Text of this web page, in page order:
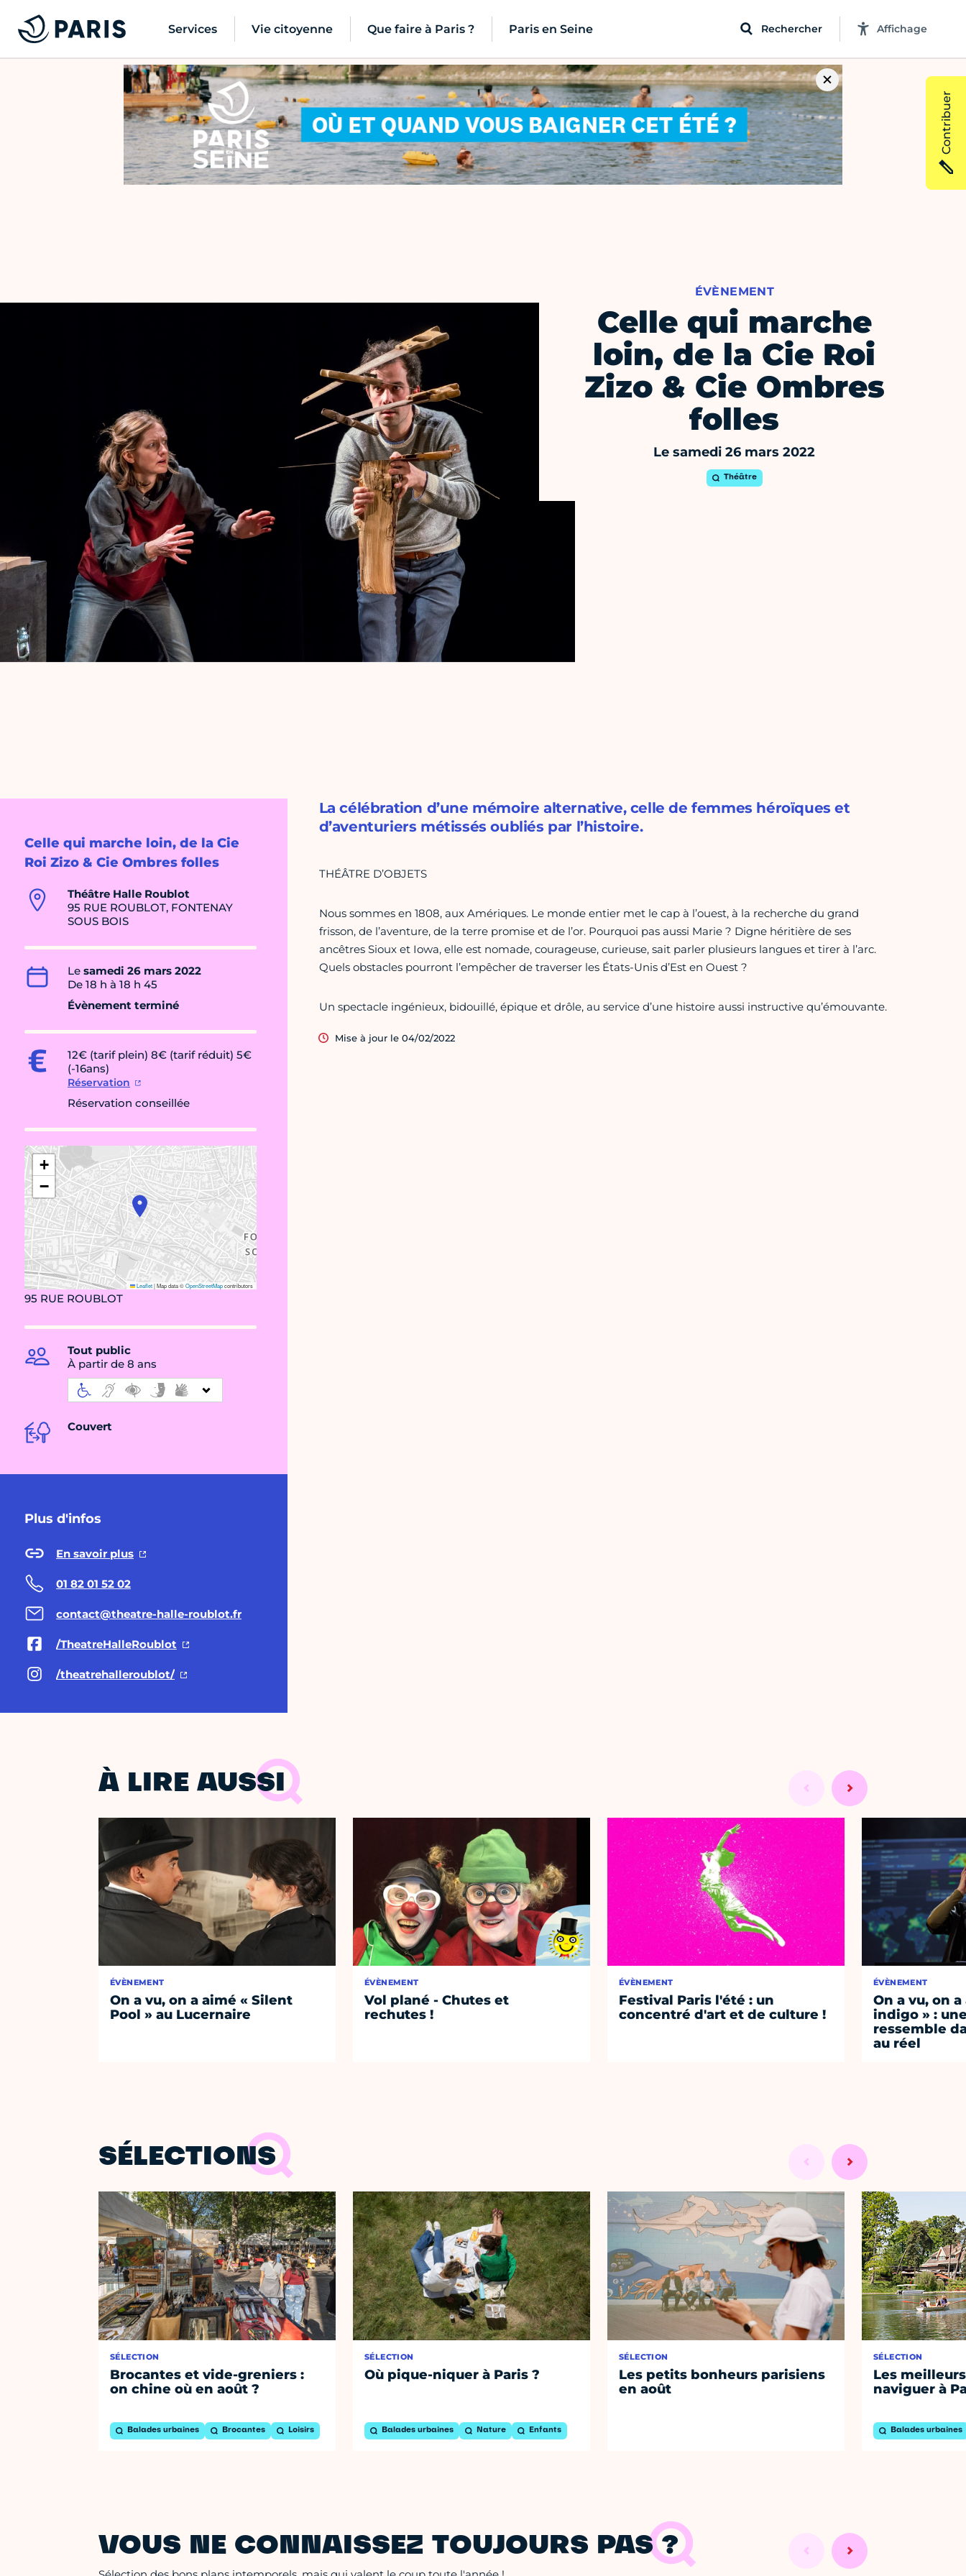
Services Vie citoyenne Que faire à Paris ? Paris en Seine Rechercher Affichage
ÉVÈNEMENT
Celle qui marche
loin, de la Cie Roi
Zizo & Cie Ombres
folles
Le samedi 26 mars 2022
Théâtre
Celle qui marche loin, de la Cie
Roi Zizo & Cie Ombres folles
Théâtre Halle Roublot
95 RUE ROUBLOT, FONTENAY
SOUS BOIS
Le samedi 26 mars 2022
De 18 h à 18 h 45
Évènement terminé
12€ (tarif plein) 8€ (tarif réduit) 5€
(-16ans)
Réservation
Réservation conseillée
+
−
Leaflet|Map data ©OpenStreetMapcontributors
95 RUE ROUBLOT
Tout public
À partir de 8 ans
Couvert
Plus d'infos
En savoir plus
01 82 01 52 02
contact@theatre-halle-roublot.fr
/TheatreHalleRoublot
/theatrehalleroublot/
La célébration d’une mémoire alternative, celle de femmes héroïques et
d’aventuriers métissés oubliés par l’histoire.
THÉÂTRE D’OBJETS
Nous sommes en 1808, aux Amériques. Le monde entier met le cap à l’ouest, à la recherche du grand
frisson, de l’aventure, de la terre promise et de l’or. Pourquoi pas aussi Marie ? Digne héritière de ses
ancêtres Sioux et Iowa, elle est nomade, courageuse, curieuse, sait parler plusieurs langues et tirer à l’arc.
Quels obstacles pourront l’empêcher de traverser les États-Unis d’Est en Ouest ?
Un spectacle ingénieux, bidouillé, épique et drôle, au service d’une histoire aussi instructive qu’émouvante.
Mise à jour le 04/02/2022
À LIRE AUSSI
ÉVÈNEMENT
On a vu, on a aimé « Silent
Pool » au Lucernaire
ÉVÈNEMENT
Vol plané - Chutes et
rechutes !
ÉVÈNEMENT
Festival Paris l'été : un
concentré d'art et de culture !
ÉVÈNEMENT
On a vu, on
indigo » :
ressemble
au réel
SÉLECTIONS
SÉLECTION
Brocantes et vide-greniers :
on chine où en août ?
Balades urbaines Brocantes Loisirs
SÉLECTION
Où pique-niquer à Paris ?
Balades urbaines Nature Enfants
SÉLECTION
Les petits bonheurs parisiens
en août
SÉLECTION
Les
naviguer à
Balades urbaines
VOUS NE CONNAISSEZ TOUJOURS PAS ?
Contribuer